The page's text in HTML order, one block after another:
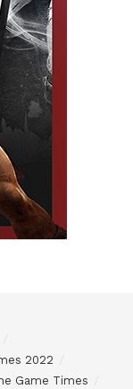
2022
Game Times